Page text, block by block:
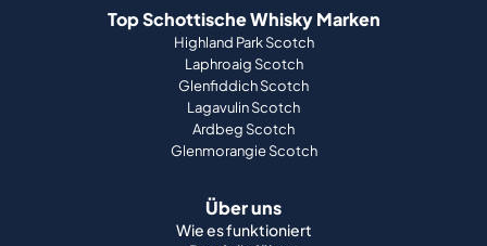
Top Schottische Whisky Marken
Highland Park Scotch
Laphroaig Scotch
Glenfiddich Scotch
Lagavulin Scotch
Ardbeg Scotch
Glenmorangie Scotch
Über uns
Wie es funktioniert